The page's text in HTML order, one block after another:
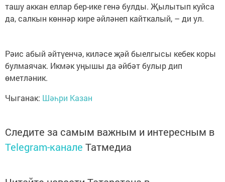
ташу аккан еллар бер-ике генә булды. Җылытып куйса
да, салкын көннәр кире әйләнеп кайткалый, – ди ул.
Рәис абый әйтүенчә, киләсе җәй быелгысы кебек коры
булмаячак. Икмәк уңышы да әйбәт булыр дип
өметләник.
Чыганак: Шәһри Казан
Следите за самым важным и интересным в
Telegram-канале Татмедиа